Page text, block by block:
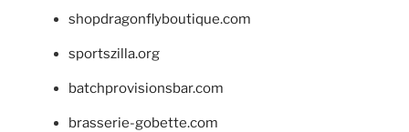
shopdragonflyboutique.com
sportszilla.org
batchprovisionsbar.com
brasserie-gobette.com